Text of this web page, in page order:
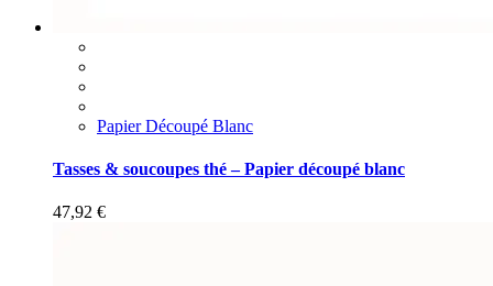
Papier Découpé Blanc
Tasses & soucoupes thé – Papier découpé blanc
47,92 €